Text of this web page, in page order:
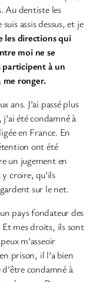
Au dentiste les
assis dessus, et je
les directions qui
moi ne se
participent à un
me ronger.
ans. J’ai passé plus
été condamné à
en France. En
ont été
un jugement en
croire, qu’ils
sur le net.
pays fondateur des
mes droits, ils sont
m’asseoir
prison, il l’a bien
condamné à